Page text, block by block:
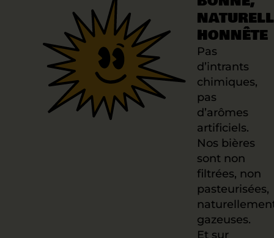
HONNÊTE
Pas
d’intrants
chimiques,
pas
d’arômes
artificiels.
Nos bières
sont non
filtrées, non
pasteurisées,
gazeuses.
Et sur